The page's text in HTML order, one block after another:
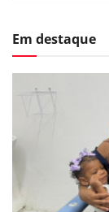
Em destaque